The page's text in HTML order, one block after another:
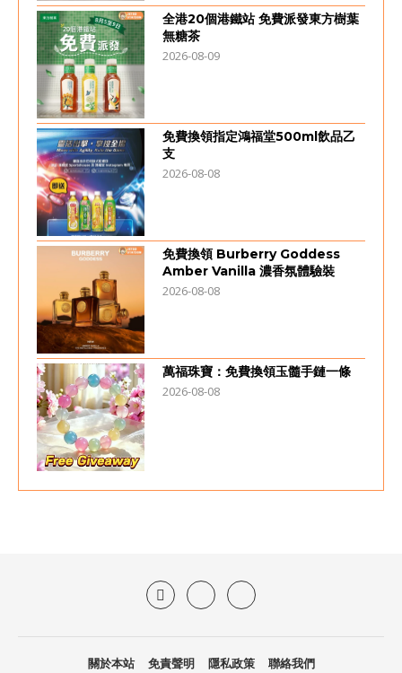
全港20個港鐵站 免費派發東方樹葉
無糖茶
2026-08-09
免費換領指定鴻福堂500ml飲品乙
支
2026-08-08
免費換領 Burberry Goddess
Amber Vanilla 濃香氛體驗裝
2026-08-08
萬福珠寶：免費換領玉髓手鏈一條
2026-08-08
關於本站 免責聲明 隱私政策
聯絡我們